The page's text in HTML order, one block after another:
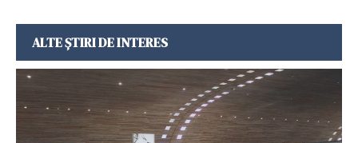
ALTE ȘTIRI DE INTERES